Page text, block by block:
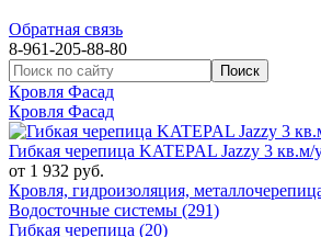
Обратная связь
8-961-205-88-80
Кровля Фасад
Кровля Фасад
Гибкая черепица KATEPAL Jazzy 3 кв.м/
от 1 932 руб.
Кровля, гидроизоляция,
Водосточные системы (291)
Гибкая черепица (20)